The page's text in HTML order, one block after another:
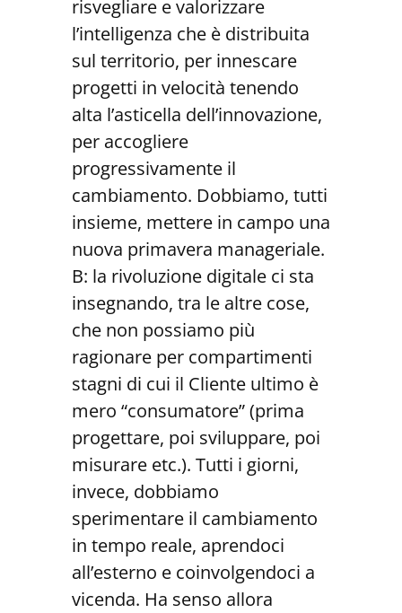
risvegliare e valorizzare
l’intelligenza che è distribuita
sul territorio, per innescare
progetti in velocità tenendo
alta l’asticella dell’innovazione,
per accogliere
progressivamente il
cambiamento. Dobbiamo, tutti
insieme, mettere in campo una
nuova primavera manageriale.
B: la rivoluzione digitale ci sta
insegnando, tra le altre cose,
che non possiamo più
ragionare per compartimenti
stagni di cui il Cliente ultimo è
mero “consumatore” (prima
progettare, poi sviluppare, poi
misurare etc.). Tutti i giorni,
invece, dobbiamo
sperimentare il cambiamento
in tempo reale, aprendoci
all’esterno e coinvolgendoci a
vicenda. Ha senso allora